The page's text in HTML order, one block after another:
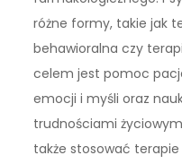
różne formy, takie jak
behawioralna czy
celem jest pomoc
emocji i myśli oraz
trudnościami
także stosować